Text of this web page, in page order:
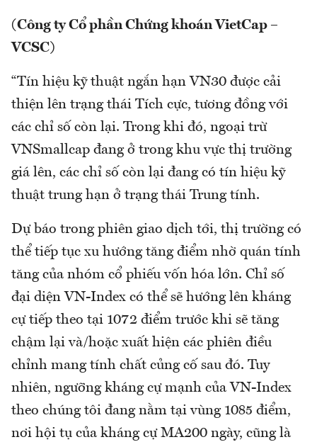
(Công ty Cổ phần Chứng khoán VietCap –
VCSC)
“Tín hiệu kỹ thuật ngắn hạn VN30 được cải
thiện lên trạng thái Tích cực, tương đồng với
các chỉ số còn lại. Trong khi đó, ngoại trừ
VNSmallcap đang ở trong khu vực thị trường
giá lên, các chỉ số còn lại đang có tín hiệu kỹ
thuật trung hạn ở trạng thái Trung tính.
Dự báo trong phiên giao dịch tới, thị trường có
thể tiếp tục xu hướng tăng điểm nhờ quán tính
tăng của nhóm cổ phiếu vốn hóa lớn. Chỉ số
đại diện VN-Index có thể sẽ hướng lên kháng
cự tiếp theo tại 1072 điểm trước khi sẽ tăng
chậm lại và/hoặc xuất hiện các phiên điều
chỉnh mang tính chất củng cố sau đó. Tuy
nhiên, ngưỡng kháng cự mạnh của VN-Index
theo chúng tôi đang nằm tại vùng 1085 điểm,
nơi hội tụ của kháng cự MA200 ngày, cũng là